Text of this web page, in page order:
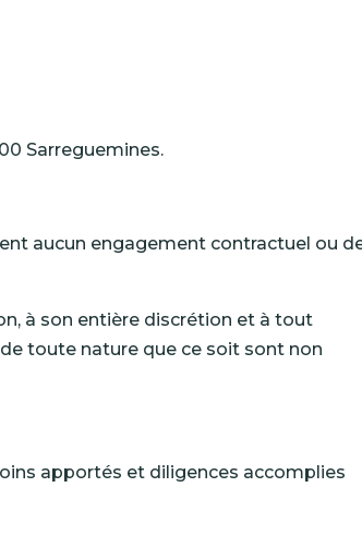
Sarreguemines.
aucun engagement contractuel ou
à son entière discrétion et à tout
toute nature que ce soit sont non
apportés et diligences accomplies